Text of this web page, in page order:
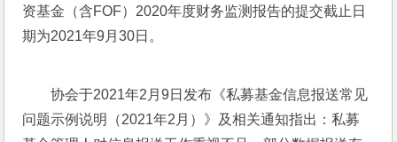
资基金（含FOF）2020年度财务监测报告的提交截止日
期为2021年9月30日。
协会于2021年2月9日发布《私募基金信息报送常见
问题示例说明（2021年2月）》及相关通知指出：私募